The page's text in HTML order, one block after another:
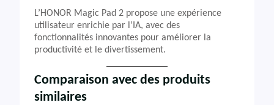
L’HONOR Magic Pad 2 propose une expérience
utilisateur enrichie par l’IA, avec des
fonctionnalités innovantes pour améliorer la
productivité et le divertissement.
Comparaison avec des produits
similaires